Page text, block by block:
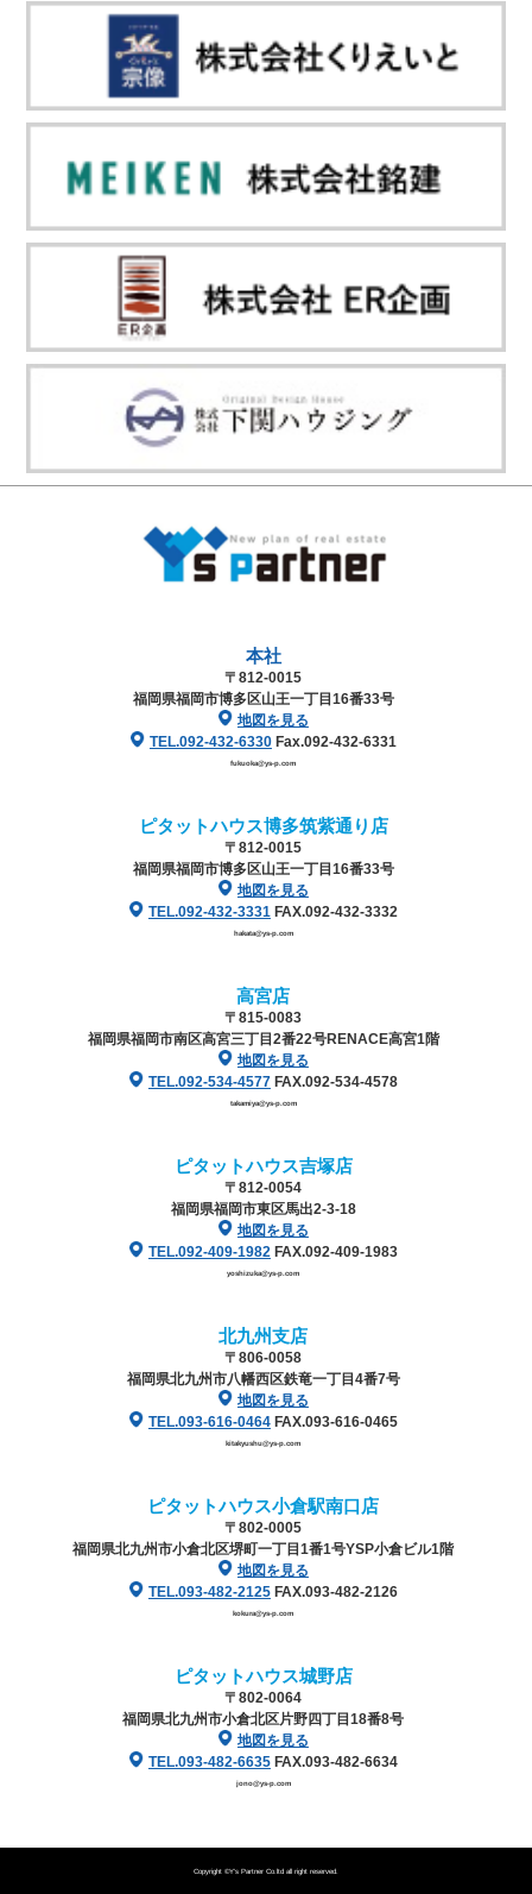
本社
〒812-0015
福岡県福岡市博多区山王一丁目16番33号
地図を見る
TEL.092-432-6330Fax.092-432-6331
fukuoka@ys-p.com
ピタットハウス博多筑紫通り店
〒812-0015
福岡県福岡市博多区山王一丁目16番33号
地図を見る
TEL.092-432-3331FAX.092-432-3332
hakata@ys-p.com
高宮店
〒815-0083
福岡県福岡市南区高宮三丁目2番22号RENACE高宮1階
地図を見る
TEL.092-534-4577FAX.092-534-4578
takamiya@ys-p.com
ピタットハウス吉塚店
〒812-0054
福岡県福岡市東区馬出2-3-18
地図を見る
TEL.092-409-1982FAX.092-409-1983
yoshizuka@ys-p.com
北九州支店
〒806-0058
福岡県北九州市八幡西区鉄竜一丁目4番7号
地図を見る
TEL.093-616-0464FAX.093-616-0465
kitakyushu@ys-p.com
ピタットハウス小倉駅南口店
〒802-0005
福岡県北九州市小倉北区堺町一丁目1番1号YSP小倉ビル1階
地図を見る
TEL.093-482-2125FAX.093-482-2126
kokura@ys-p.com
ピタットハウス城野店
〒802-0064
福岡県北九州市小倉北区片野四丁目18番8号
地図を見る
TEL.093-482-6635FAX.093-482-6634
jono@ys-p.com
Copyright ©Y’s Partner Co.ltd all right reserved.